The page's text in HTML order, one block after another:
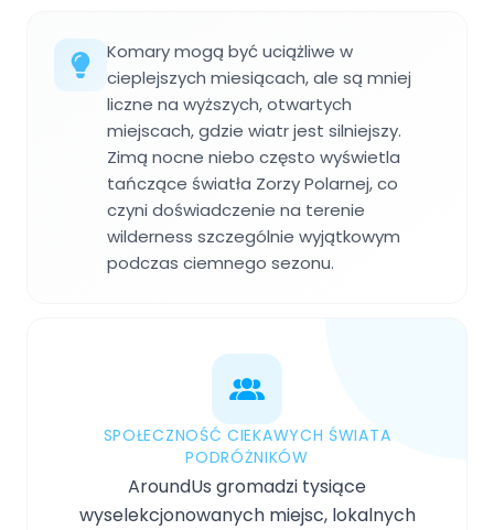
Komary mogą być uciążliwe w
cieplejszych miesiącach, ale są mniej
liczne na wyższych, otwartych
miejscach, gdzie wiatr jest silniejszy.
Zimą nocne niebo często wyświetla
tańczące światła Zorzy Polarnej, co
czyni doświadczenie na terenie
wilderness szczególnie wyjątkowym
podczas ciemnego sezonu.
SPOŁECZNOŚĆ CIEKAWYCH ŚWIATA
PODRÓŻNIKÓW
AroundUs gromadzi tysiące
wyselekcjonowanych miejsc, lokalnych